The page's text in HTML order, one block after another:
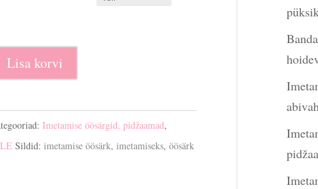
Lisa korvi
Imetamise öösärgid, pidžaamad,
Sildid:imetamise öösärk,imetamiseks,öösärk